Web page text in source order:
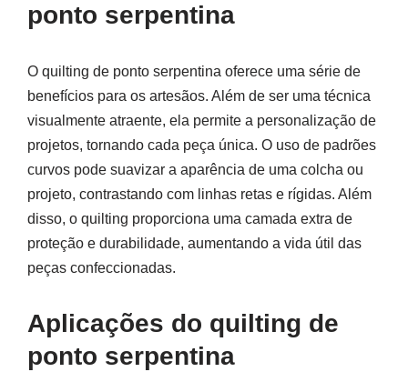
ponto serpentina
O quilting de ponto serpentina oferece uma série de
benefícios para os artesãos. Além de ser uma técnica
visualmente atraente, ela permite a personalização de
projetos, tornando cada peça única. O uso de padrões
curvos pode suavizar a aparência de uma colcha ou
projeto, contrastando com linhas retas e rígidas. Além
disso, o quilting proporciona uma camada extra de
proteção e durabilidade, aumentando a vida útil das
peças confeccionadas.
Aplicações do quilting de
ponto serpentina